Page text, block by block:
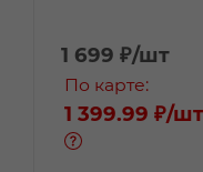
1 699 ₽/шт
По карте:
1 399.99 ₽/шт